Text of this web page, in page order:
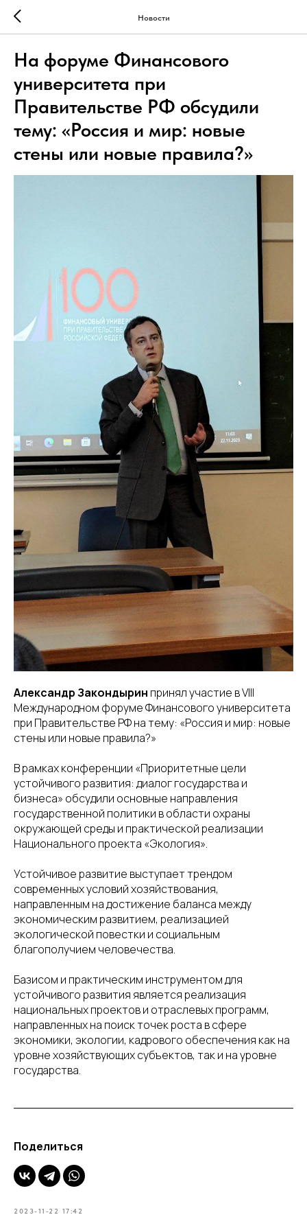
Новости
На форуме Финансового
университета при
Правительстве РФ обсудили
тему: «Россия и мир: новые
стены или новые правила?»
Александр Закондырин принял участие в VIII
Международном форуме Финансового университета
при Правительстве РФ на тему: «Россия и мир: новые
стены или новые правила?»
В рамках конференции «Приоритетные цели
устойчивого развития: диалог государства и
бизнеса» обсудили основные направления
государственной политики в области охраны
окружающей среды и практической реализации
Национального проекта «Экология».
Устойчивое развитие выступает трендом
современных условий хозяйствования,
направленным на достижение баланса между
экономическим развитием, реализацией
экологической повестки и социальным
благополучием человечества.
Базисом и практическим инструментом для
устойчивого развития является реализация
национальных проектов и отраслевых программ,
направленных на поиск точек роста в сфере
экономики, экологии, кадрового обеспечения как на
уровне хозяйствующих субъектов, так и на уровне
государства.
Поделиться
2023-11-22 17:42